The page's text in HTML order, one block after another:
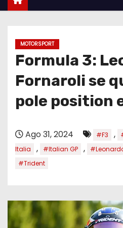
MOTORSPORT
Formula 3:
Fornaroli se
pole position
Ago 31, 2024 #F3 ,
Italia
, #Italian GP ,
#Trident